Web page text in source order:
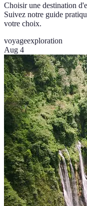
Choisir une destination
Suivez notre guide
votre choix.
voyageexploration
Aug 4